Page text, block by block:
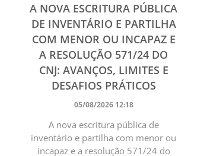
A NOVA ESCRITURA PÚBLICA
DE INVENTÁRIO E PARTILHA
COM MENOR OU INCAPAZ E
A RESOLUÇÃO 571/24 DO
CNJ: AVANÇOS, LIMITES E
DESAFIOS PRÁTICOS
05/08/2026 12:18
A nova escritura pública de
inventário e partilha com menor ou
incapaz e a resolução 571/24 do